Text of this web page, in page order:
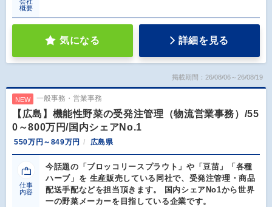
概要
気になる 詳細を見る
掲載期間：26/08/06～26/08/19
NEW 一般事務・営業事務
【広島】機能性野菜の受発注管理（物流営業事務）/55
0～800万円/国内シェアNo.1
550万円～849万円 広島県
仕事
内容
今話題の「ブロッコリースプラウト」や「豆苗」「各種
ハーブ」を 生産販売している同社で、受発注管理・商品
配送手配などを担当頂きます。 国内シェアNo1から世界
一の野菜メーカーを目指している企業です。